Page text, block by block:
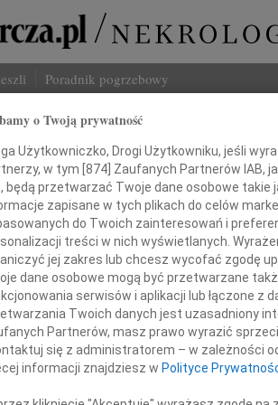
Poradnik pogrzebowy
Anna Henschel
Gdańsk
27.03.2018
Z żalem żegnamy naszą Koleżankę
Annę Henschel
o Twoją prywatność
Użytkowniczko, Drogi Użytkowniku, jeśli
w tym [874] Zaufanych Partnerów IAB,
będą przetwarzać Twoje dane osobowe takie
zapisane w tych plikach do celów
do Twoich zainteresowań i
treści w nich wyświetlanych.
jej zakres lub chcesz wycofać zgodę
dane osobowe mogą być przetwarzane
serwisów i aplikacji lub łączone z
Twoich danych jest uzasadniony
Partnerów, masz prawo wyrazić
się z administratorem – w zależności
informacji znajdziesz w Polityce